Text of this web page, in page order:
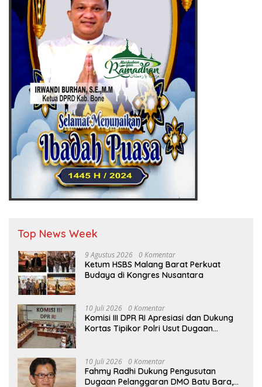
Top News Week
9 Agustus 2026 0 Komentar
Ketum HSBS Malang Barat Perkuat
Budaya di Kongres Nusantara
10 Juli 2026 0 Komentar
Komisi III DPR RI Apresiasi dan Dukung
Kortas Tipikor Polri Usut Dugaan
10 Juli 2026 0 Komentar
Fahmy Radhi Dukung Pengusutan
Dugaan Pelanggaran DMO Batu Bara,